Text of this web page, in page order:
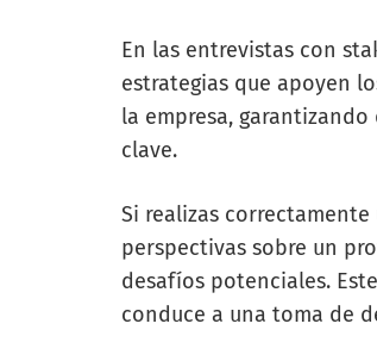
En las entrevistas con
estrategias que apoyen
la empresa,
clave.
Si realizas
perspectivas sobre un
desafíos potenciales.
conduce a una toma de